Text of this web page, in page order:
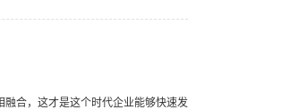
合，这才是这个时代企业能够快速发